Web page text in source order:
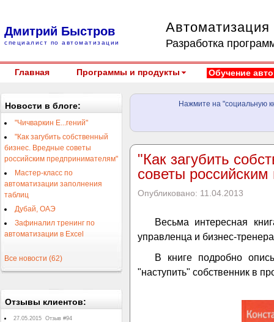
Дмитрий Быстров
специалист по автоматизации Разработка
Главная Программы и продукты Обучение
Новости в блоге:
"Чичваркин Е...гений"
"Как загубить собственный
бизнес. Вредные советы
российским предпринимателям"
Мастер-класс по
автоматизации заполнения
таблиц
Дубай, ОАЭ
Зафиналил тренинг по
автоматизации в Excel
Все новости (62)
Отзывы клиентов:
27.05.2015 Отзыв #94
Нажмите на "социальную
"Как загубить
советы
Опубликовано: 11.04.2013
Весьма интересная
управленца и бизнес-
В книге подробно
"наступить" собственник в